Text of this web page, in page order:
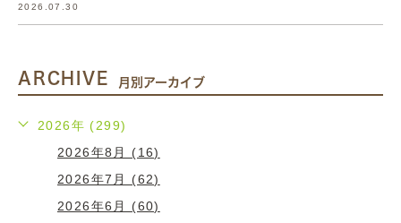
2026.07.30
ARCHIVE 月別アーカイブ
2026年 (299)
2026年8月 (16)
2026年7月 (62)
2026年6月 (60)